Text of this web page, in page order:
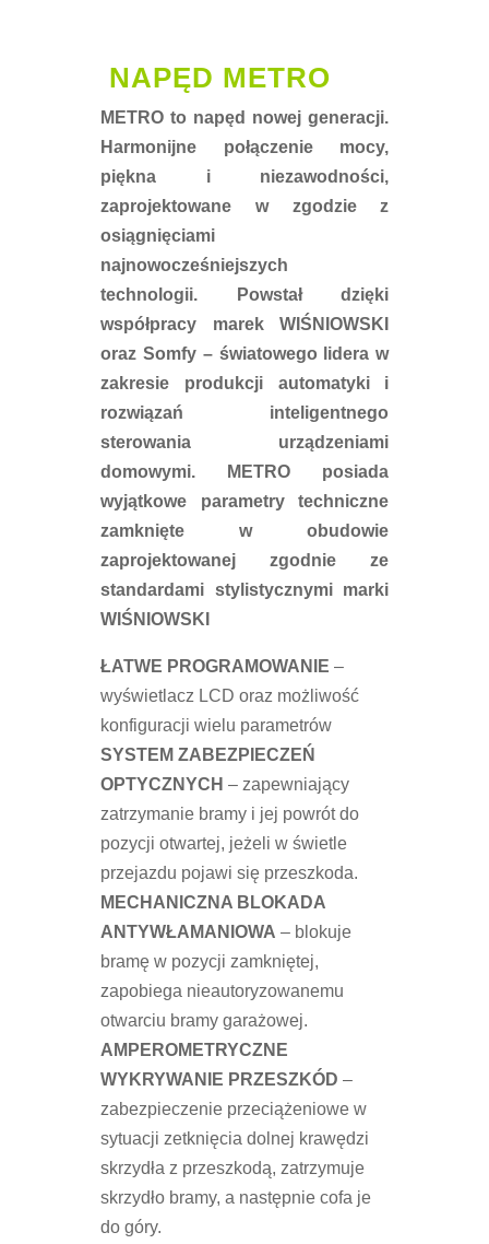
NAPĘD METRO
METRO to napęd nowej generacji.
Harmonijne połączenie mocy,
piękna i niezawodności,
zaprojektowane w zgodzie z
osiągnięciami
najnowocześniejszych
technologii. Powstał dzięki
współpracy marek WIŚNIOWSKI
oraz Somfy – światowego lidera w
zakresie produkcji automatyki i
rozwiązań inteligentnego
sterowania urządzeniami
domowymi. METRO posiada
wyjątkowe parametry techniczne
zamknięte w obudowie
zaprojektowanej zgodnie ze
standardami stylistycznymi marki
WIŚNIOWSKI
ŁATWE PROGRAMOWANIE –
wyświetlacz LCD oraz możliwość
konfiguracji wielu parametrów
SYSTEM ZABEZPIECZEŃ
OPTYCZNYCH – zapewniający
zatrzymanie bramy i jej powrót do
pozycji otwartej, jeżeli w świetle
przejazdu pojawi się przeszkoda.
MECHANICZNA BLOKADA
ANTYWŁAMANIOWA – blokuje
bramę w pozycji zamkniętej,
zapobiega nieautoryzowanemu
otwarciu bramy garażowej.
AMPEROMETRYCZNE
WYKRYWANIE PRZESZKÓD –
zabezpieczenie przeciążeniowe w
sytuacji zetknięcia dolnej krawędzi
skrzydła z przeszkodą, zatrzymuje
skrzydło bramy, a następnie cofa je
do góry.